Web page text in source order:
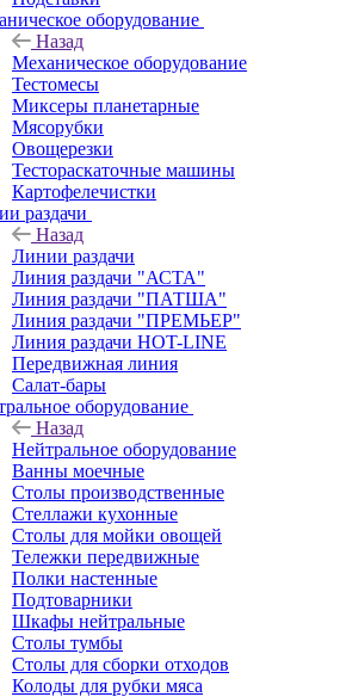
оборудование
Назад
Механическое оборудование
Тестомесы
Миксеры планетарные
Мясорубки
Овощерезки
Тестораскаточные машины
Картофелечистки
раздачи
Назад
Линии раздачи
Линия раздачи "АСТА"
Линия раздачи "ПАТША"
Линия раздачи "ПРЕМЬЕР"
Линия раздачи HOT-LINE
Передвижная линия
Салат-бары
оборудование
Назад
Нейтральное оборудование
Ванны моечные
Столы производственные
Стеллажи кухонные
Столы для мойки овощей
Тележки передвижные
Полки настенные
Подтоварники
Шкафы нейтральные
Столы тумбы
Столы для сборки отходов
Колоды для рубки мяса